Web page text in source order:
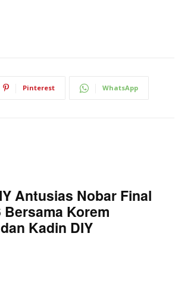
Subscription Plans
Pemuda Banyumas Tipu Warga
Pinterest WhatsApp
Antusias Nobar Final
Bersama Korem
Kadin DIY